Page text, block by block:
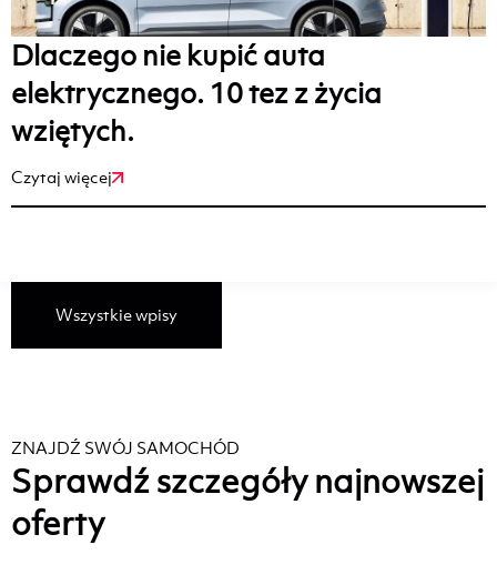
Dlaczego nie kupić auta
elektrycznego. 10 tez z życia
wziętych.
Czytaj więcej
Wszystkie wpisy
ZNAJDŹ SWÓJ SAMOCHÓD
Sprawdź szczegóły najnowszej
oferty